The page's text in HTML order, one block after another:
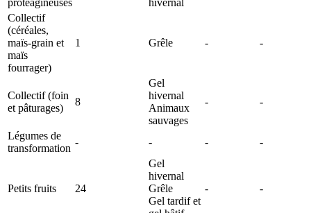
Collectif
(céréales,
maïs-grain et
maïs
fourrager)
1 Grêle - -
Collectif (foin
et pâturages)
8
Gel
hivernal
Animaux
sauvages
- -
Légumes de
transformation
- - - -
Petits fruits 24
Gel
hivernal
Grêle
Gel tardif et
- -